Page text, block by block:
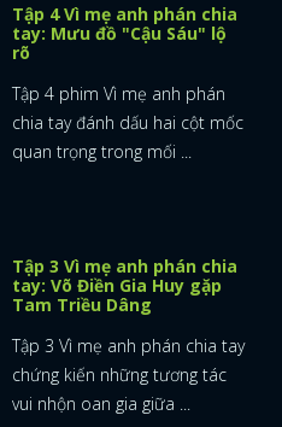
Tập 4 Vì mẹ anh phán chia
tay: Mưu đồ "Cậu Sáu" lộ
rõ
Tập 4 phim Vì mẹ anh phán
chia tay đánh dấu hai cột mốc
quan trọng trong mối ...
Tập 3 Vì mẹ anh phán chia
tay: Võ Điền Gia Huy gặp
Tam Triều Dâng
Tập 3 Vì mẹ anh phán chia tay
chứng kiến những tương tác
vui nhộn oan gia giữa ...